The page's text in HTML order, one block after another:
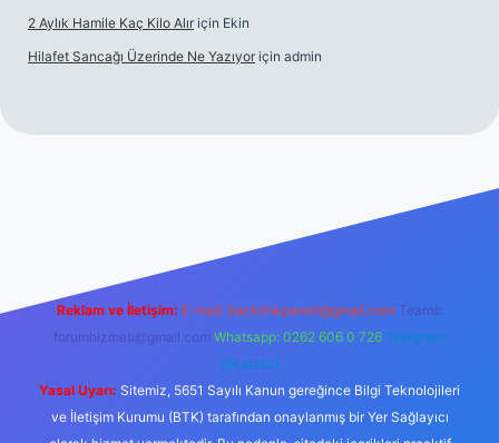
2 Aylık Hamile Kaç Kilo Alır için Ekin
Hilafet Sancağı Üzerinde Ne Yazıyor için admin
Reklam ve İletişim: E-mail: backlinkpaneli@gmail.com Teams:
forumhizmeti@gmail.com Whatsapp: 0262 606 0 726 Telegram:
@karabul
Yasal Uyarı: Sitemiz, 5651 Sayılı Kanun gereğince Bilgi Teknolojileri
ve İletişim Kurumu (BTK) tarafından onaylanmış bir Yer Sağlayıcı